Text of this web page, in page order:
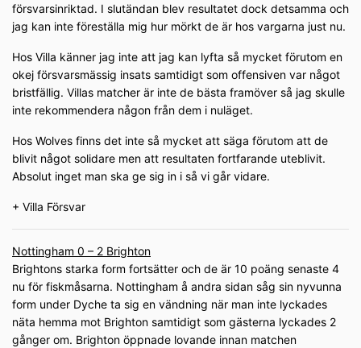
försvarsinriktad. I slutändan blev resultatet dock detsamma och
jag kan inte föreställa mig hur mörkt de är hos vargarna just nu.
Hos Villa känner jag inte att jag kan lyfta så mycket förutom en
okej försvarsmässig insats samtidigt som offensiven var något
bristfällig. Villas matcher är inte de bästa framöver så jag skulle
inte rekommendera någon från dem i nuläget.
Hos Wolves finns det inte så mycket att säga förutom att de
blivit något solidare men att resultaten fortfarande uteblivit.
Absolut inget man ska ge sig in i så vi går vidare.
+ Villa Försvar
Nottingham 0 – 2 Brighton
Brightons starka form fortsätter och de är 10 poäng senaste 4
nu för fiskmåsarna. Nottingham å andra sidan såg sin nyvunna
form under Dyche ta sig en vändning när man inte lyckades
näta hemma mot Brighton samtidigt som gästerna lyckades 2
gånger om. Brighton öppnade lovande innan matchen